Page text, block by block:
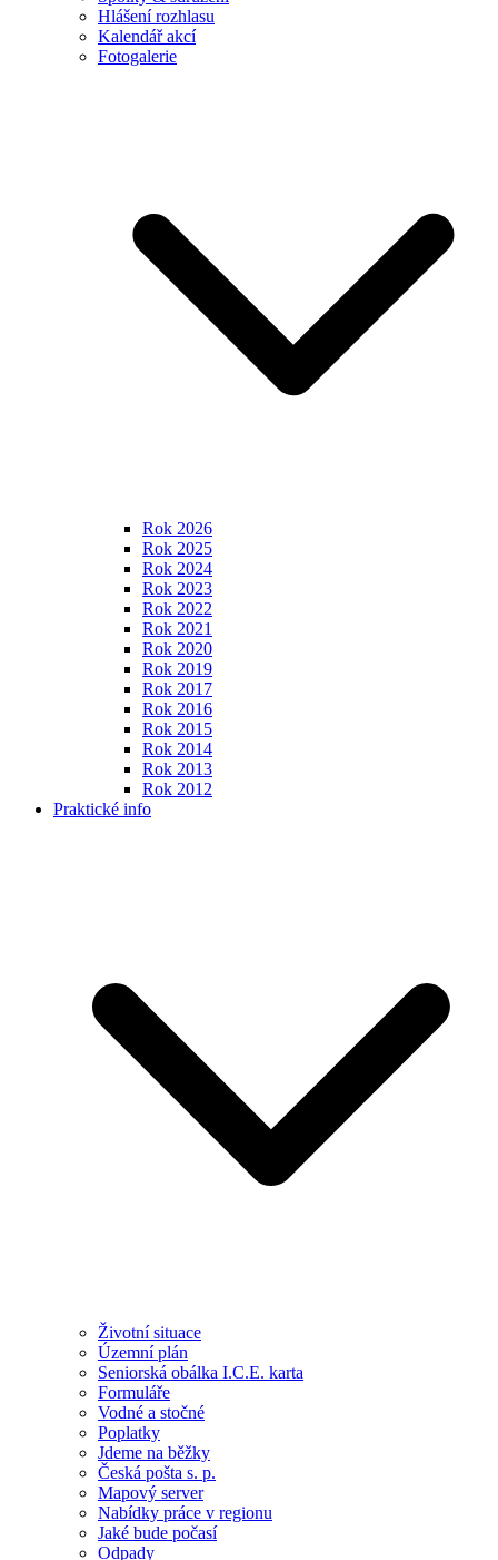
Hlášení rozhlasu
Kalendář akcí
Fotogalerie
Rok 2026
Rok 2025
Rok 2024
Rok 2023
Rok 2022
Rok 2021
Rok 2020
Rok 2019
Rok 2017
Rok 2016
Rok 2015
Rok 2014
Rok 2013
Rok 2012
Praktické info
Životní situace
Územní plán
Seniorská obálka I.C.E. karta
Formuláře
Vodné a stočné
Poplatky
Jdeme na běžky
Česká pošta s. p.
Mapový server
Nabídky práce v regionu
Jaké bude počasí
Odpady